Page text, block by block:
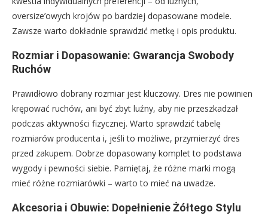
oversize’owych krojów po bardziej dopasowane modele.
Zawsze warto dokładnie sprawdzić metkę i opis produktu.
Rozmiar i Dopasowanie: Gwarancja Swobody
Ruchów
Prawidłowo dobrany rozmiar jest kluczowy. Dres nie powinien
krępować ruchów, ani być zbyt luźny, aby nie przeszkadzał
podczas aktywności fizycznej. Warto sprawdzić tabelę
rozmiarów producenta i, jeśli to możliwe, przymierzyć dres
przed zakupem. Dobrze dopasowany komplet to podstawa
wygody i pewności siebie. Pamiętaj, że różne marki mogą
mieć różne rozmiarówki – warto to mieć na uwadze.
Akcesoria i Obuwie: Dopełnienie Żółtego Stylu